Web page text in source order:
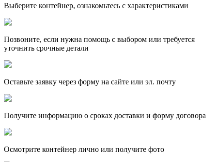
Выберите контейнер, ознакомьтесь с характеристиками
Позвоните, если нужна помощь с выбором или требуется
уточнить срочные детали
Оставьте заявку через форму на сайте или эл. почту
Получите информацию о сроках доставки и форму договора
Осмотрите контейнер лично или получите фото